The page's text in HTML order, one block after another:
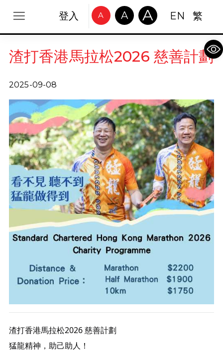
登入 A A A EN 繁
渣打香港馬拉松2026 慈善計劃
2025-09-08
渣打香港馬拉松2026 慈善計劃
猛龍精神，助己助人！